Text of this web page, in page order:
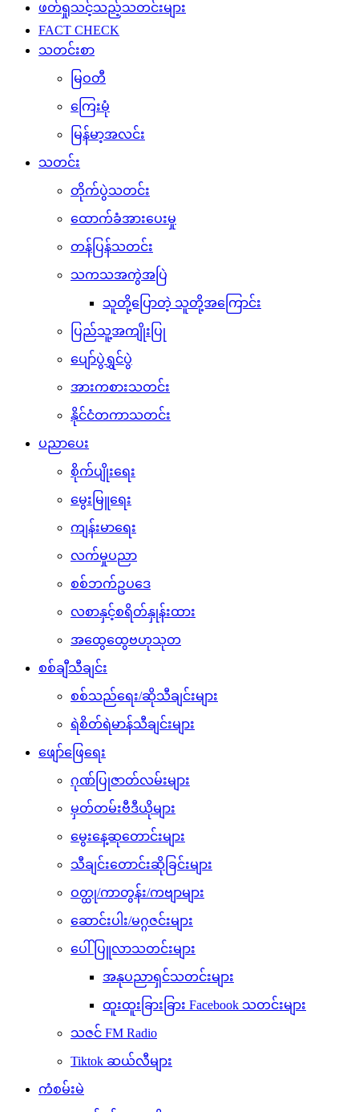
ဖတ်ရှုသင့်သည့်သတင်းများ
FACT CHECK
သတင်းစာ
မြဝတီ
ကြေးမုံ
မြန်မာ့အလင်း
သတင်း
တိုက်ပွဲသတင်း
ထောက်ခံအားပေးမှု
တန်ပြန်သတင်း
သကသအကွဲအပြဲ
သူတို့ပြောတဲ့ သူတို့အကြောင်း
ပြည်သူ့အကျိုးပြု
ပျော်ပွဲရွှင်ပွဲ
အားကစားသတင်း
နိုင်ငံတကာသတင်း
ပညာပေး
စိုက်ပျိုးရေး
မွေးမြူရေး
ကျန်းမာရေး
လက်မှုပညာ
စစ်ဘက်ဥပဒေ
လစာနှင့်စရိတ်နှုန်းထား
အထွေထွေဗဟုသုတ
စစ်ချီသီချင်း
စစ်သည်ရေး/ဆိုသီချင်းများ
ရဲစိတ်ရဲမာန်သီချင်းများ
ဖျော်ဖြေရေး
ဂုဏ်ပြုဇာတ်လမ်းများ
မှတ်တမ်းဗီဒီယိုများ
မွေးနေ့ဆုတောင်းများ
သီချင်းတောင်းဆိုခြင်းများ
ဝတ္ထု/ကာတွန်း/ကဗျာများ
ဆောင်းပါး/မဂ္ဂဇင်းများ
ပေါ်ပြူလာသတင်းများ
အနုပညာရှင်သတင်းများ
ထူးထူးခြားခြား Facebook သတင်းများ
သဇင် FM Radio
Tiktok ဆယ်လီများ
ကံစမ်းမဲ